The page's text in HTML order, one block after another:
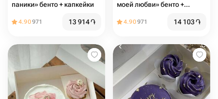
паники» бенто + капкейки
4.90971 13 914֏
моей любви» бенто +
4.90971 14 103֏